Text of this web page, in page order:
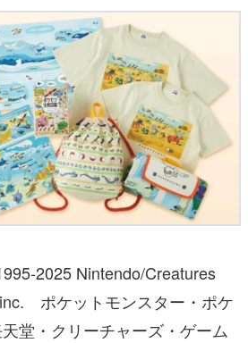
2025 Nintendo/Creatures
ポケットモンスター・ポケ
堂・クリーチャーズ・ゲーム